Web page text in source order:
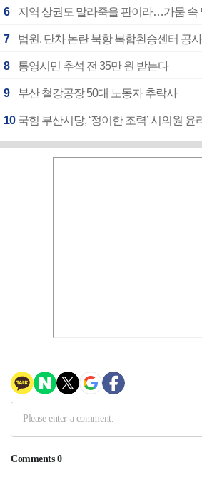
6 지역 상권도 말라죽을 판이라…가뭄 속
7 법원, 단차 논란 북항 복합환승센터 공
8 통영시민 추석 전 35만 원 받는다
9 부산 철강공장 50대 노동자 추락사
10